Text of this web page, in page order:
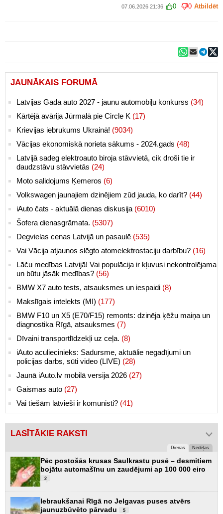
07.06.2026 21:36 0 0 Atbildēt
JAUNĀKAIS FORUMĀ
Latvijas Gada auto 2027 - jaunu automobiļu konkurss (34)
Kārtējā avārija Jūrmalā pie Circle K (17)
Krievijas iebrukums Ukrainā! (9034)
Vācijas ekonomiskā norieta sākums - 2024.gads (48)
Latvijā sadeg elektroauto biroja stāvvietā, cik droši tie ir
daudzstāvu stāvvietās (24)
Moto salidojums Ķemeros (6)
Volkswagen jaunajiem dzinējiem zūd jauda, ko darīt? (44)
iAuto čats - aktuālā dienas diskusija (6010)
Šofera dienasgrāmata. (5307)
Degvielas cenas Latvijā un pasaulē (535)
Vai Vācija atjaunos slēgto atomelektrostaciju darbību? (16)
Lāču medības Latvijā! Vai populācija ir kļuvusi nekontrolējama
un būtu jāsāk medības? (56)
BMW X7 auto tests, atsauksmes un iespaidi (8)
Makslīgais intelekts (MI) (177)
BMW F10 un X5 (E70/F15) remonts: dzinēja ķēžu maiņa un
diagnostika Rīgā, atsauksmes (7)
Dīvaini transportlīdzekļi uz ceļa. (8)
iAuto aculiecinieks: Sadursme, aktuālie negadījumi un
policijas darbs, sūti video (LIVE) (28)
Jaunā iAuto.lv mobilā versija 2026 (27)
Gaismas auto (27)
Vai tiešām latvieši ir komunisti? (41)
LASĪTĀKIE RAKSTI
Dienas Nedēļas
Pēc postošās krusas Saulkrastu pusē – desmitiem
bojātu automašīnu un zaudējumi ap 100 000 eiro
2
Iebraukšanai Rīgā no Jelgavas puses atvērs
jaunuzbūvēto pārvadu
5